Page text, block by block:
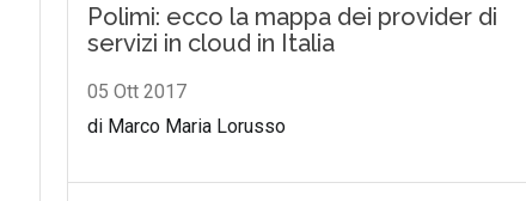
Polimi: ecco la mappa dei provider di
servizi in cloud in Italia
05 Ott 2017
di Marco Maria Lorusso